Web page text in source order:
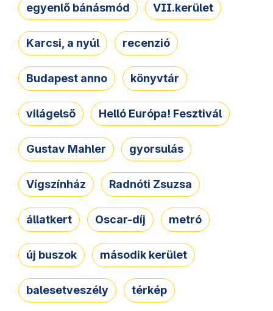
egyenlő bánásmód VII.kerület
Karcsi, a nyúl recenzió
Budapest anno könyvtár
világelső Helló Európa! Fesztivál
Gustav Mahler gyorsulás
Vígszínház Radnóti Zsuzsa
állatkert Oscar-díj metró
új buszok második kerület
balesetveszély térkép